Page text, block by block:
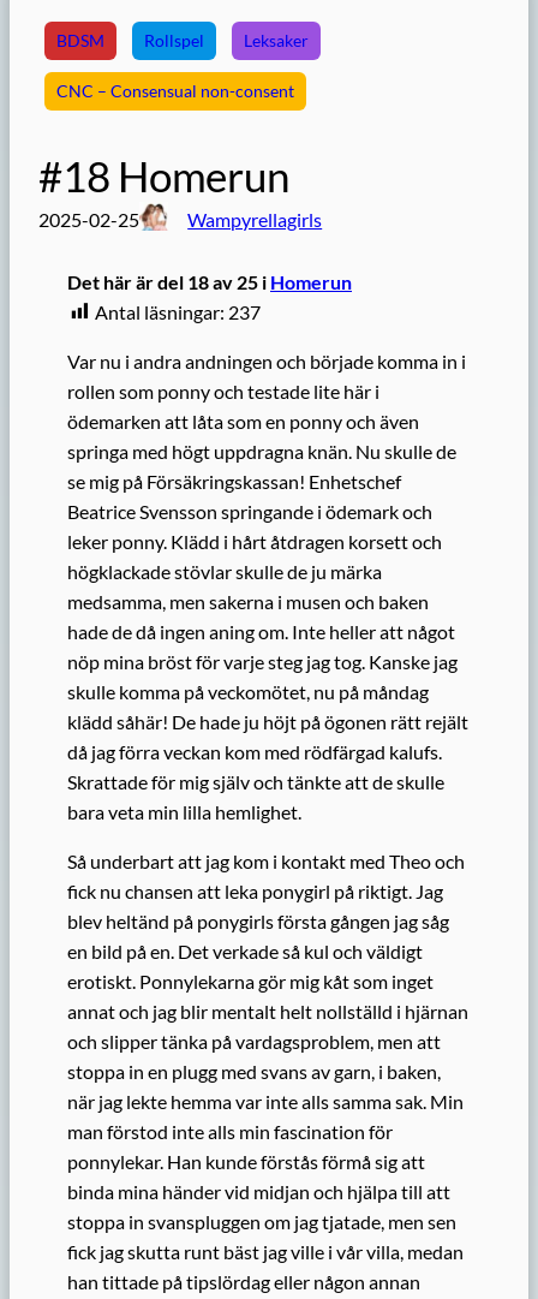
BDSM Rollspel Leksaker
CNC – Consensual non-consent
#18 Homerun
2025-02-25 Wampyrellagirls
Det här är del 18 av 25 i Homerun
Antal läsningar: 237
Var nu i andra andningen och började komma in i
rollen som ponny och testade lite här i
ödemarken att låta som en ponny och även
springa med högt uppdragna knän. Nu skulle de
se mig på Försäkringskassan! Enhetschef
Beatrice Svensson springande i ödemark och
leker ponny. Klädd i hårt åtdragen korsett och
högklackade stövlar skulle de ju märka
medsamma, men sakerna i musen och baken
hade de då ingen aning om. Inte heller att något
nöp mina bröst för varje steg jag tog. Kanske jag
skulle komma på veckomötet, nu på måndag
klädd såhär! De hade ju höjt på ögonen rätt rejält
då jag förra veckan kom med rödfärgad kalufs.
Skrattade för mig själv och tänkte att de skulle
bara veta min lilla hemlighet.
Så underbart att jag kom i kontakt med Theo och
fick nu chansen att leka ponygirl på riktigt. Jag
blev heltänd på ponygirls första gången jag såg
en bild på en. Det verkade så kul och väldigt
erotiskt. Ponnylekarna gör mig kåt som inget
annat och jag blir mentalt helt nollställd i hjärnan
och slipper tänka på vardagsproblem, men att
stoppa in en plugg med svans av garn, i baken,
när jag lekte hemma var inte alls samma sak. Min
man förstod inte alls min fascination för
ponnylekar. Han kunde förstås förmå sig att
binda mina händer vid midjan och hjälpa till att
stoppa in svanspluggen om jag tjatade, men sen
fick jag skutta runt bäst jag ville i vår villa, medan
han tittade på tipslördag eller någon annan